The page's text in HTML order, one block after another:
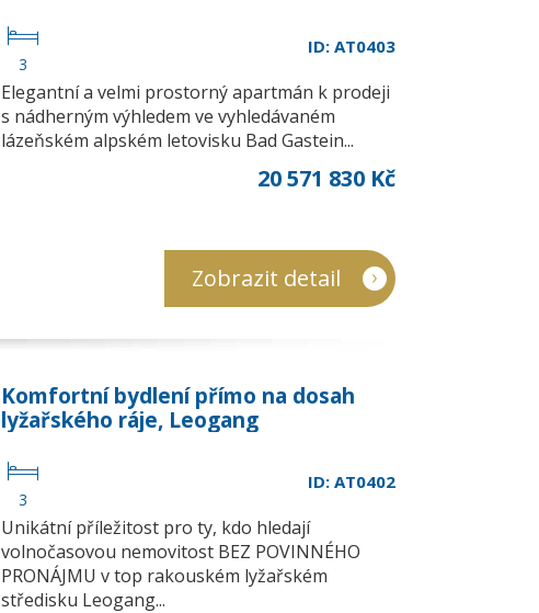
3
ID: AT0403
Elegantní a velmi prostorný apartmán k prodeji
s nádherným výhledem ve vyhledávaném
lázeňském alpském letovisku Bad Gastein...
20 571 830 Kč
Zobrazit detail
Komfortní bydlení přímo na dosah
lyžařského ráje, Leogang
3
ID: AT0402
Unikátní příležitost pro ty, kdo hledají
volnočasovou nemovitost BEZ POVINNÉHO
PRONÁJMU v top rakouském lyžařském
středisku Leogang...